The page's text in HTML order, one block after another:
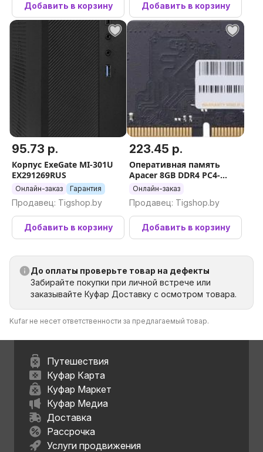
Добавить в корзину Добавить в корзину
95.73 р.
Корпус ExeGate MI-301U
EX291269RUS
Онлайн-заказ Гарантия
Продавец: Tigshop.by
Добавить в корзину
223.45 р.
Оперативная память
Apacer 8GB DDR4 PC4-
21300 AU08GGB26CQYBGH
Онлайн-заказ
Продавец: Tigshop.by
Добавить в корзину
До оплаты проверьте товар на дефекты
Забирайте покупки при личной встрече или
заказывайте Куфар Доставку с осмотром товара.
Kufar не несет ответственности за предлагаемый товар.
Путешествия
Куфар Карта
Куфар Маркет
Куфар Медиа
Доставка
Рассрочка
Услуги продвижения